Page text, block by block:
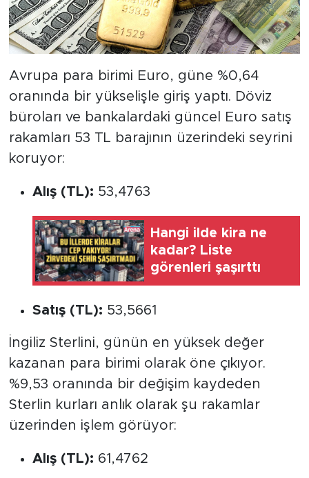
Avrupa para birimi Euro, güne %0,64
oranında bir yükselişle giriş yaptı. Döviz
büroları ve bankalardaki güncel Euro satış
rakamları 53 TL barajının üzerindeki seyrini
koruyor:
Alış (TL): 53,4763
Hangi ilde kira ne
kadar? Liste
görenleri şaşırttı
Satış (TL): 53,5661
İngiliz Sterlini, günün en yüksek değer
kazanan para birimi olarak öne çıkıyor.
%9,53 oranında bir değişim kaydeden
Sterlin kurları anlık olarak şu rakamlar
üzerinden işlem görüyor:
Alış (TL): 61,4762